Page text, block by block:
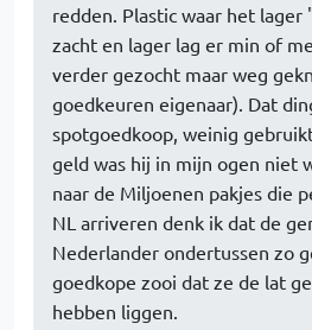
redden. Plastic waar het lager
zacht en lager lag er min of
verder gezocht maar weg
goedkeuren eigenaar). Dat
spotgoedkoop, weinig
geld was hij in mijn ogen niet
naar de Miljoenen pakjes die
NL arriveren denk ik dat de
Nederlander ondertussen zo
goedkope zooi dat ze de lat
hebben liggen.